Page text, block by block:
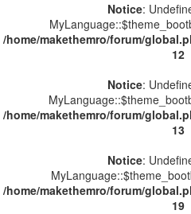
Notice:
/home/makethemro/forum/
12
Notice:
/home/makethemro/forum/
13
Notice:
/home/makethemro/forum/
19